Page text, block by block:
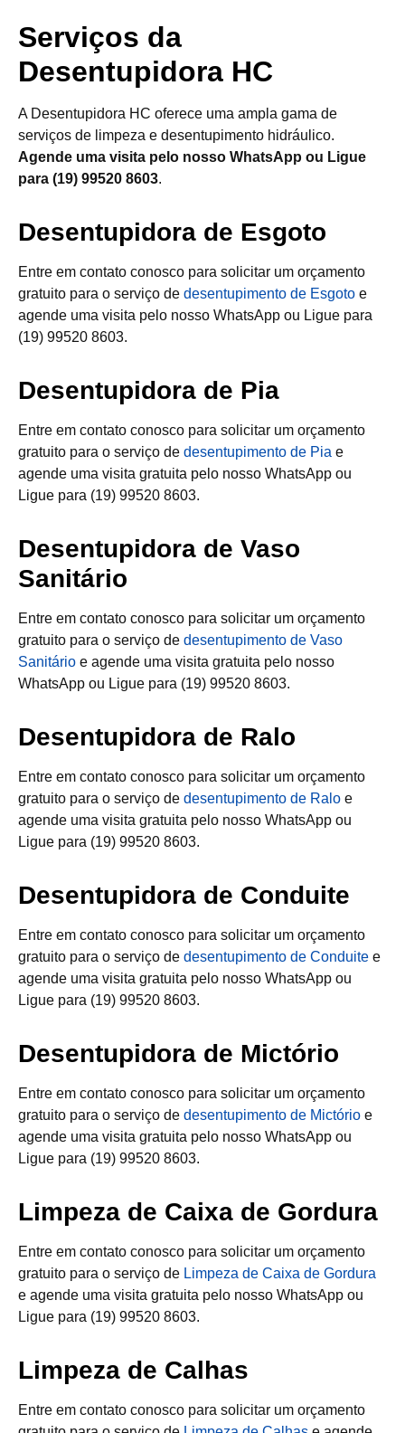
Serviços da
Desentupidora HC
A Desentupidora HC oferece uma ampla gama de
serviços de limpeza e desentupimento hidráulico.
Agende uma visita pelo nosso WhatsApp ou Ligue
para (19) 99520 8603.
Desentupidora de Esgoto
Entre em contato conosco para solicitar um orçamento
gratuito para o serviço de desentupimento de Esgoto e
agende uma visita pelo nosso WhatsApp ou Ligue para
(19) 99520 8603.
Desentupidora de Pia
Entre em contato conosco para solicitar um orçamento
gratuito para o serviço de desentupimento de Pia e
agende uma visita gratuita pelo nosso WhatsApp ou
Ligue para (19) 99520 8603.
Desentupidora de Vaso
Sanitário
Entre em contato conosco para solicitar um orçamento
gratuito para o serviço de desentupimento de Vaso
Sanitário e agende uma visita gratuita pelo nosso
WhatsApp ou Ligue para (19) 99520 8603.
Desentupidora de Ralo
Entre em contato conosco para solicitar um orçamento
gratuito para o serviço de desentupimento de Ralo e
agende uma visita gratuita pelo nosso WhatsApp ou
Ligue para (19) 99520 8603.
Desentupidora de Conduite
Entre em contato conosco para solicitar um orçamento
gratuito para o serviço de desentupimento de Conduite e
agende uma visita gratuita pelo nosso WhatsApp ou
Ligue para (19) 99520 8603.
Desentupidora de Mictório
Entre em contato conosco para solicitar um orçamento
gratuito para o serviço de desentupimento de Mictório e
agende uma visita gratuita pelo nosso WhatsApp ou
Ligue para (19) 99520 8603.
Limpeza de Caixa de Gordura
Entre em contato conosco para solicitar um orçamento
gratuito para o serviço de Limpeza de Caixa de Gordura
e agende uma visita gratuita pelo nosso WhatsApp ou
Ligue para (19) 99520 8603.
Limpeza de Calhas
Entre em contato conosco para solicitar um orçamento